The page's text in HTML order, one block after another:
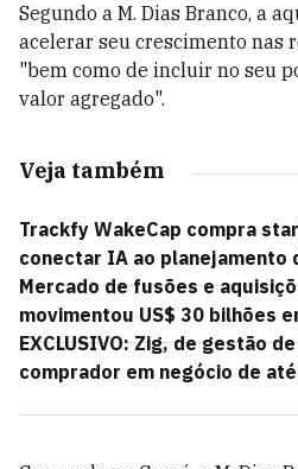
Segundo a M. Dias Branco, a
acelerar seu crescimento nas
"bem como de incluir no seu
valor agregado".
Veja também
Trackfy WakeCap compra
conectar IA ao planejamento
Mercado de fusões e
movimentou US$ 30 bilhões
EXCLUSIVO: Zig, de gestão
comprador em negócio de